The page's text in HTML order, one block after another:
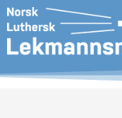
Hopp
rett
til
innholdet